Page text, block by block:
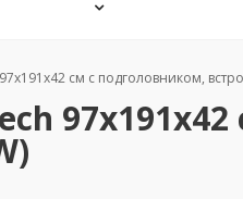
см с подголовником,